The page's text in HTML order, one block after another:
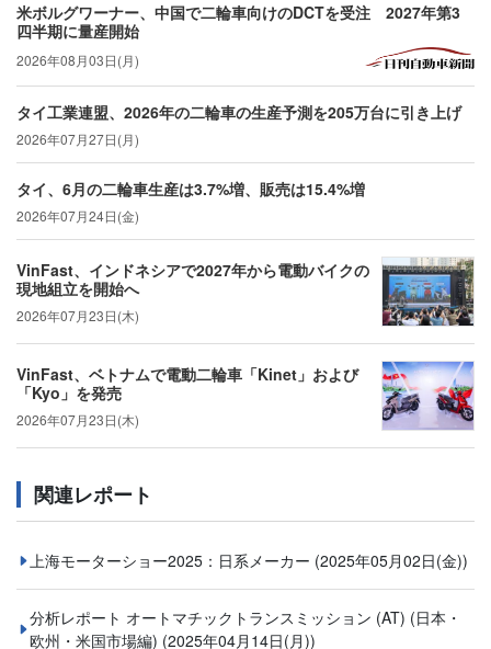
米ボルグワーナー、中国で二輪車向けのDCTを受注 2027年第3
四半期に量産開始
2026年08月03日(月)
タイ工業連盟、2026年の二輪車の生産予測を205万台に引き上げ
2026年07月27日(月)
タイ、6月の二輪車生産は3.7%増、販売は15.4%増
2026年07月24日(金)
VinFast、インドネシアで2027年から電動バイクの
現地組立を開始へ
2026年07月23日(木)
VinFast、ベトナムで電動二輪車「Kinet」および
「Kyo」を発売
2026年07月23日(木)
関連レポート
上海モーターショー2025：日系メーカー (2025年05月02日(金))
分析レポート オートマチックトランスミッション (AT) (⽇本・
欧州・米国市場編) (2025年04月14日(月))